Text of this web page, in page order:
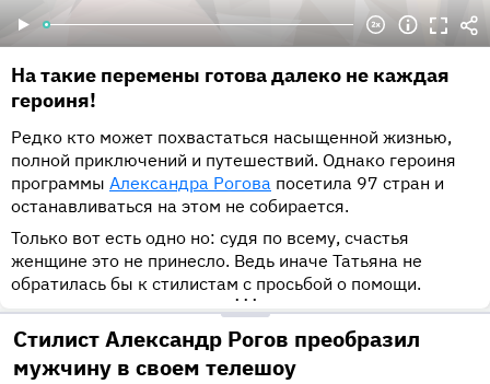
На такие перемены готова далеко не каждая
героиня!
Редко кто может похвастаться насыщенной жизнью,
полной приключений и путешествий. Однако героиня
программы Александра Рогова посетила 97 стран и
останавливаться на этом не собирается.
Только вот есть одно но: судя по всему, счастья
женщине это не принесло. Ведь иначе Татьяна не
обратилась бы к стилистам с просьбой о помощи.
•••
Стилист Александр Рогов преобразил
мужчину в своем телешоу